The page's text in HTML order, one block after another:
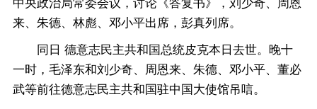
中央政治局常委会议，讨论《答复书》，刘少奇、周恩
来、朱德、林彪、邓小平出席，彭真列席。
同日 德意志民主共和国总统皮克本日去世。晚十
一时，毛泽东和刘少奇、周恩来、朱德、邓小平、董必
武等前往德意志民主共和国驻中国大使馆吊唁。